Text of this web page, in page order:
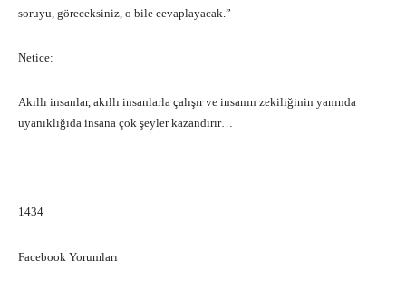
soruyu, göreceksiniz, o bile cevaplayacak.”
Netice:
Akıllı insanlar, akıllı insanlarla çalışır ve insanın zekiliğinin yanında
uyanıklığıda insana çok şeyler kazandırır…
1434
Facebook Yorumları